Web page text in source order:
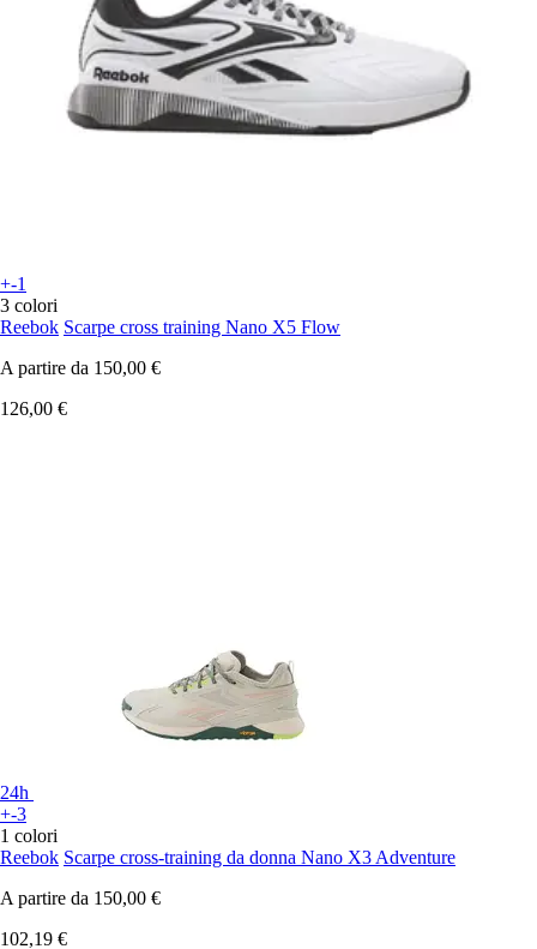
+-1
3 colori
Reebok Scarpe cross training Nano X5 Flow
A partire da 150,00 €
126,00 €
24h
+-3
1 colori
Reebok Scarpe cross-training da donna Nano X3 Adventure
A partire da 150,00 €
102,19 €